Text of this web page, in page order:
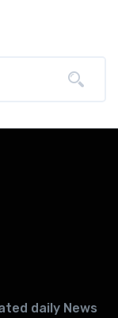
daily News